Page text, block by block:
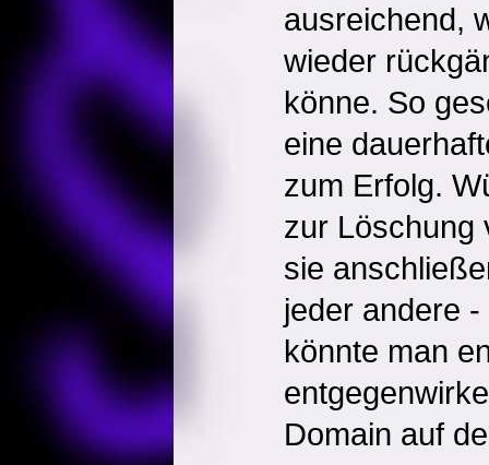
ausreichend,
wieder
könne. So
eine
zum Erfolg.
zur Löschung
sie
jeder andere
könnte man
Domain auf